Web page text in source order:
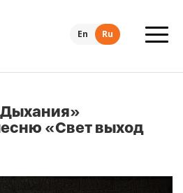
En Ru
«Свет выход